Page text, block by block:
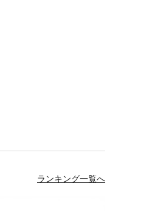
ランキング一覧へ